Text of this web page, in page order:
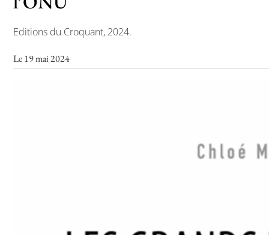
Les rendez-vous de l’APHG
Editions du Croquant, 2024.
Le 19 mai 2024